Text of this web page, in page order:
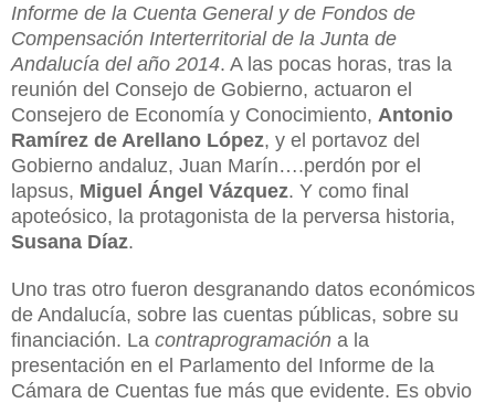
Informe de la Cuenta General y de Fondos de
Compensación Interterritorial de la Junta de
Andalucía del año 2014. Alas pocas horas, tras la
reunión del Consejo de Gobierno, actuaron el
Consejero de Economía y Conocimiento, Antonio
Ramírez de Arellano López, y el portavoz del
Gobierno andaluz, Juan Marín….perdón por el
lapsus, Miguel Ángel Vázquez. Y como final
apoteósico, la protagonista de la perversa historia,
Susana Díaz.
Uno tras otro fueron desgranando datos económicos
de Andalucía, sobre las cuentas públicas, sobre su
financiación. La contraprogramación a la
presentación en el Parlamento del Informe de la
Cámara de Cuentas fue más que evidente. Es obvio